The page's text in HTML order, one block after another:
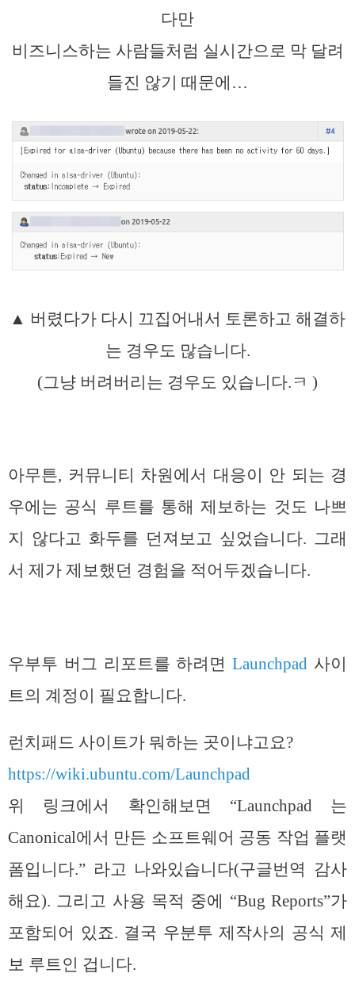
다만
비즈니스하는 사람들처럼 실시간으로 막 달려
들진 않기 때문에…
▲ 버렸다가 다시 끄집어내서 토론하고 해결하
는 경우도 많습니다.
(그냥 버려버리는 경우도 있습니다.ㅋ )
아무튼, 커뮤니티 차원에서 대응이 안 되는 경
우에는 공식 루트를 통해 제보하는 것도 나쁘
지 않다고 화두를 던져보고 싶었습니다. 그래
서 제가 제보했던 경험을 적어두겠습니다.
우부투 버그 리포트를 하려면Launchpad 사이
트의 계정이 필요합니다.
런치패드 사이트가 뭐하는 곳이냐고요?
https://wiki.ubuntu.com/Launchpad
위 링크에서 확인해보면 “Launchpad 는
Canonical에서 만든 소프트웨어 공동 작업 플랫
폼입니다.” 라고 나와있습니다(구글번역 감사
해요). 그리고 사용 목적 중에 “Bug Reports”가
포함되어 있죠. 결국 우분투 제작사의 공식 제
보 루트인 겁니다.